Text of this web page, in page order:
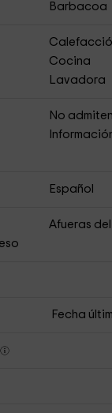
Barbacoa
Cocina
Lavadora
No
Español
Afueras
Fecha